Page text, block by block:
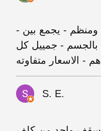
- المحل كبيير ومرتب ومنظم - يجمع بين
بالجسم - جمييل كل
- الاسعار متفاوته
S. E.